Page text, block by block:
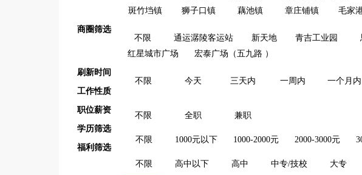
斑竹垱镇
狮子口镇 藕池镇 章庄铺镇 毛家
商圈筛选
不限
通运潺陵客运站 新天地 青吉工业园
红星城市广场
宏泰广场（五九路 ）
刷新时间
不限
今天 三天内 一周内 一个月内
工作性质
不限 全职 兼职
职位薪资
不限 1000元以下 1000-2000元 2000-3000元
学历筛选
不限 高中以下 高中 中专/技校 大专
福利筛选